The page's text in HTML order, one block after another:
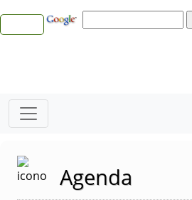
Agenda